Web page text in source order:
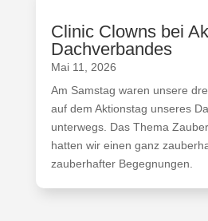
Clinic Clowns bei
Dachverbandes
Mai 11, 2026
Am Samstag waren unsere
auf dem Aktionstag unseres
unterwegs. Das Thema
hatten wir einen ganz
zauberhafter Begegnungen.